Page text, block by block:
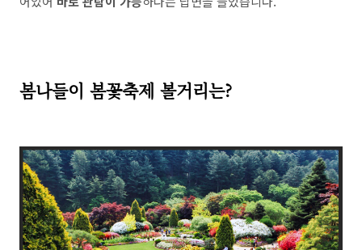
봄나들이 봄꽃축제 볼거리는?